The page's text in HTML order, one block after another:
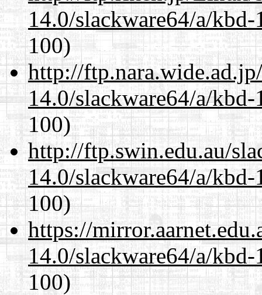
14.0/slackware64/a/
100)
http://
14.0/slackware64/a/
100)
http://ftp.swin.edu.au/
14.0/slackware64/a/
100)
https://
14.0/slackware64/a/
100)